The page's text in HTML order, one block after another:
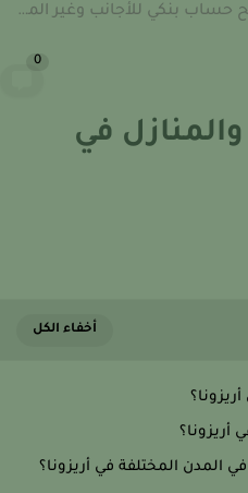
كيفية فتح حساب بنكي للأجانب وغير المقيمين في قطر
في
المختلفة في أريزونا؟